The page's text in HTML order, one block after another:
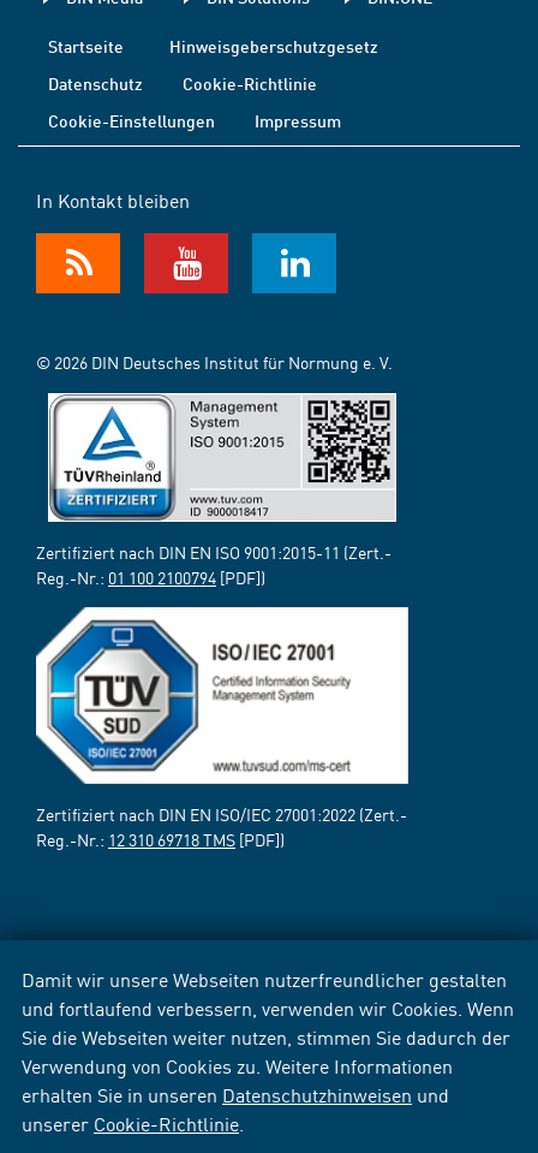
Damit wir unsere Webseiten nutzerfreundlicher gestalten
und fortlaufend verbessern, verwenden wir Cookies. Wenn
Sie die Webseiten weiter nutzen, stimmen Sie dadurch der
Verwendung von Cookies zu. Weitere Informationen
erhalten Sie in unseren Datenschutzhinweisen und
unserer Cookie-Richtlinie
Startseite
Hinweisgeberschutzgesetz
Datenschutz
Cookie-Richtlinie
Cookie-Einstellungen
Impressum
In Kontakt bleiben
© 2026 DIN Deutsches Institut für Normung e. V.
Zertifiziert nach DIN EN ISO 9001:2015-11 (Zert.-
Reg.-Nr.: 01 100 2100794 [PDF])
Zertifiziert nach DIN EN ISO/IEC 27001:2022 (Zert.-
Reg.-Nr.: 12 310 69718 TMS [PDF])